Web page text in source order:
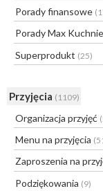
Porady finansowe
Porady Max Kuchnie
Superprodukt (25)
Przyjęcia (1109)
Organizacja przyjęć
Menu na przyjęcia
Zaproszenia na
Podziękowania (9)